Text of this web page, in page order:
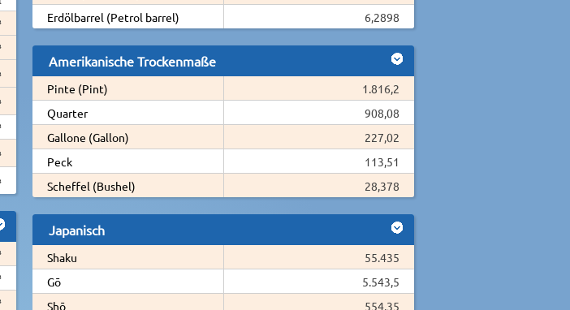
Erdölbarrel (Petrol barrel)
6,2898
Amerikanische Trockenmaße
Pinte (Pint)
1.816,2
Quarter
908,08
Gallone (Gallon)
227,02
Peck
113,51
Scheffel (Bushel)
28,378
Japanisch
Shaku
55.435
Gō
5.543,5
Shō
554,35